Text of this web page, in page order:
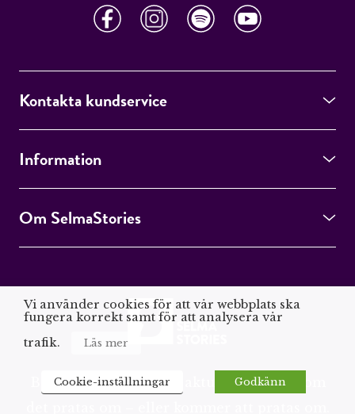
Kontakta kundservice
Information
Om SelmaStories
Böcker, författare och aktuella ämnen som
Vi använder cookies för att vår webbplats ska
fungera korrekt samt för att analysera vår
trafik.
Läs mer
Cookie-inställningar Godkänn